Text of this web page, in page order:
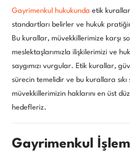
Gayrimenkul hukukunda etik
standartları belirler ve hukuk
Bu kurallar, müvekkillerimize karşı
meslektaşlarımızla ilişkilerimizi ve
saygımızı vurgular. Etik kurallar,
sürecin temelidir ve bu kurallara sıkı
müvekkillerimizin haklarını en üst
hedefleriz.
Gayrimenkul